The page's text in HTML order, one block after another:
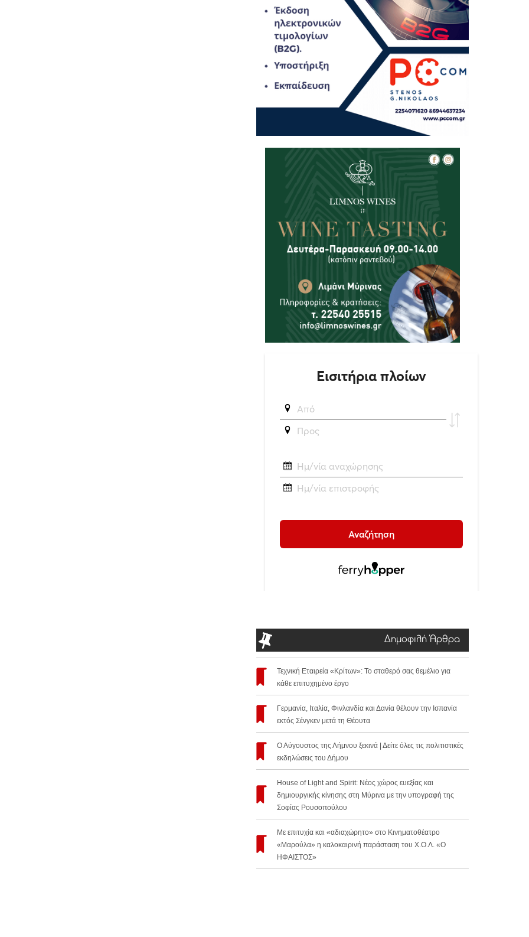
Δημοφιλή Άρθρα
Τεχνική Εταιρεία «Κρίτων»: Το σταθερό σας θεμέλιο για
κάθε επιτυχημένο έργο
Γερμανία, Ιταλία, Φινλανδία και Δανία θέλουν την Ισπανία
εκτός Σένγκεν μετά τη Θέουτα
Ο Αύγουστος της Λήμνου ξεκινά | Δείτε όλες τις πολιτιστικές
εκδηλώσεις του Δήμου
House of Light and Spirit: Νέος χώρος ευεξίας και
δημιουργικής κίνησης στη Μύρινα με την υπογραφή της
Σοφίας Ρουσοπούλου
Με επιτυχία και «αδιαχώρητο» στο Κινηματοθέατρο
«Μαρούλα» η καλοκαιρινή παράσταση του Χ.Ο.Λ. «Ο
ΗΦΑΙΣΤΟΣ»